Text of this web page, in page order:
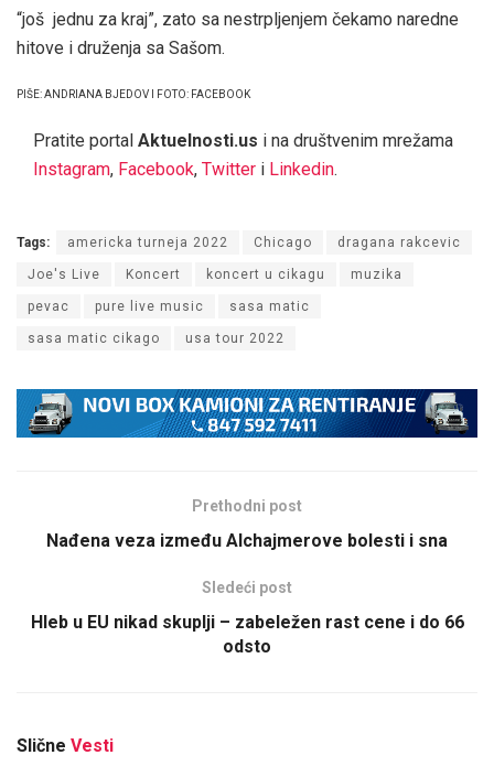
“još jednu za kraj”, zato sa nestrpljenjem čekamo naredne
hitove i druženja sa Sašom.
PIŠE: ANDRIANA BJEDOV I FOTO: FACEBOOK
Pratite portal Aktuelnosti.us i na društvenim mrežama
Instagram, Facebook, Twitter i Linkedin.
Tags: americka turneja 2022 Chicago dragana rakcevic
Joe's Live Koncert koncert u cikagu muzika
pevac pure live music sasa matic
sasa matic cikago usa tour 2022
Prethodni post
Nađena veza između Alchajmerove bolesti i sna
Sledeći post
Hleb u EU nikad skuplji – zabeležen rast cene i do 66
odsto
Slične Vesti